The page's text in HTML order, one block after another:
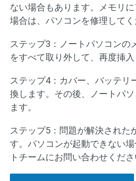
ない場合もあります。メモリ
場合は、パソコンを修理してく
ステップ3：ノートパソコンの
をすべて取り外して、再度挿入
ステップ4：カバー、バッテリ
換します。その後、ノートパ
ます。
ステップ5：問題が解決された
す。パソコンが起動できない
トチームにお問い合わせくださ